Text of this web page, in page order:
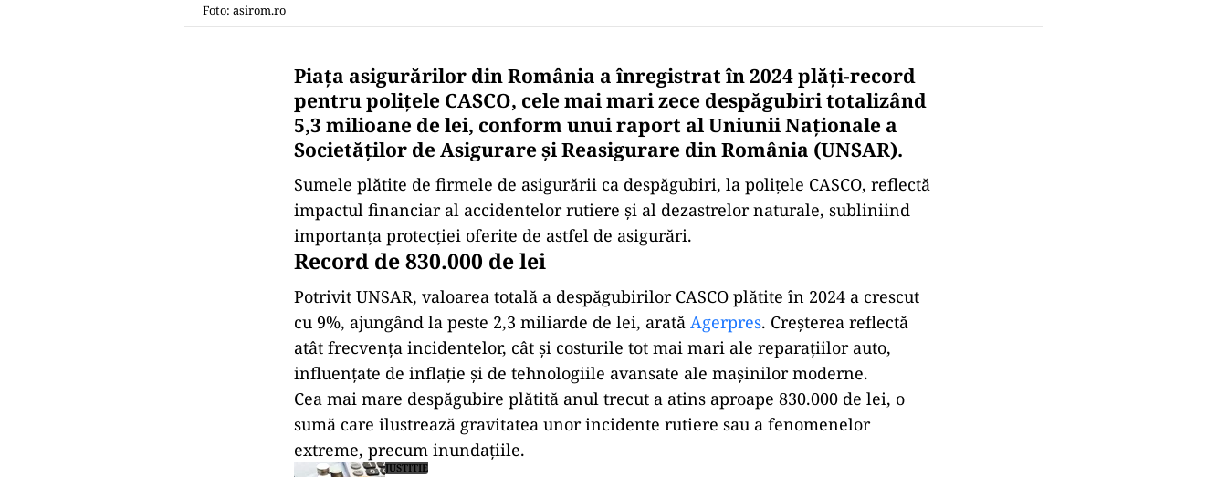
Foto: asirom.ro
Piața asigurărilor din România a înregistrat în 2024 plăți-record
pentru polițele CASCO, cele mai mari zece despăgubiri totalizând
5,3 milioane de lei, conform unui raport al Uniunii Naționale a
Societăților de Asigurare și Reasigurare din România (UNSAR).
Sumele plătite de firmele de asigurării ca despăgubiri, la polițele CASCO, reflectă
impactul financiar al accidentelor rutiere și al dezastrelor naturale, subliniind
importanța protecției oferite de astfel de asigurări.
Record de 830.000 de lei
Potrivit UNSAR, valoarea totală a despăgubirilor CASCO plătite în 2024 a crescut
cu 9%, ajungând la peste 2,3 miliarde de lei, arată Agerpres. Creșterea reflectă
atât frecvența incidentelor, cât și costurile tot mai mari ale reparațiilor auto,
influențate de inflație și de tehnologiile avansate ale mașinilor moderne.
Cea mai mare despăgubire plătită anul trecut a atins aproape 830.000 de lei, o
sumă care ilustrează gravitatea unor incidente rutiere sau a fenomenelor
extreme, precum inundațiile.
JUSTITIE